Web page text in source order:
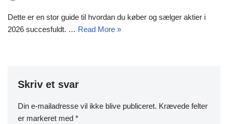
Dette er en stor guide til hvordan du køber og sælger aktier i
2026 succesfuldt. … Read More »
Skriv et svar
Din e-mailadresse vil ikke blive publiceret. Krævede felter
er markeret med *